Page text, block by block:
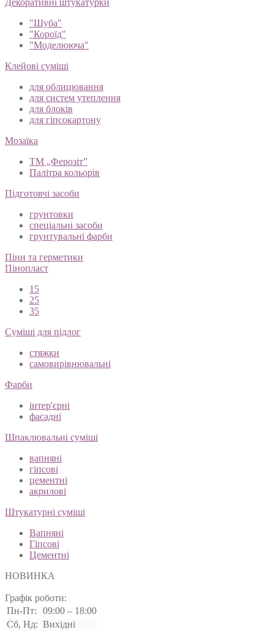
Декоративні штукатурки
"Шуба"
"Короїд"
"Моделююча"
Клейові суміші
для облицювання
для систем утеплення
для блоків
для гіпсокартону
Мозаїка
ТМ „Ферозіт”
Палітра кольорів
Підготовчі засоби
грунтовки
спеціальні засоби
грунтувальні фарби
Піни та герметики
Пінопласт
15
25
35
Суміші для підлог
стяжки
самовирівнювальні
Фарби
інтер'єрні
фасадні
Шпаклювальні суміші
вапняні
гіпсові
цементні
акрилові
Штукатурні суміші
Вапняні
Гіпсові
Цементні
НОВИНКА
Графік роботи:
Пн-Пт:
09:00 – 18:00
Сб, Нд: Вихідні